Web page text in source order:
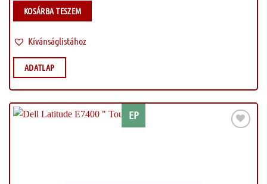
KOSÁRBA TESZEM
Kívánságlistához
ADATLAP
EP